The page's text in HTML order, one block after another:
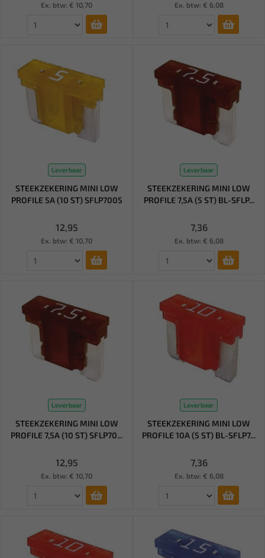
Ex. btw: € 10,70 Ex. btw: € 6,08
Leverbaar
STEEKZEKERING MINI LOW
PROFILE 5A (10 ST) SFLP7005
12,95
Ex. btw: € 10,70
Leverbaar
STEEKZEKERING MINI LOW
PROFILE 7,5A (5 ST) BL-SFLP...
7,36
Ex. btw: € 6,08
Leverbaar
STEEKZEKERING MINI LOW
PROFILE 7,5A (10 ST) SFLP70...
12,95
Ex. btw: € 10,70
Leverbaar
STEEKZEKERING MINI LOW
PROFILE 10A (5 ST) BL-SFLP7...
7,36
Ex. btw: € 6,08